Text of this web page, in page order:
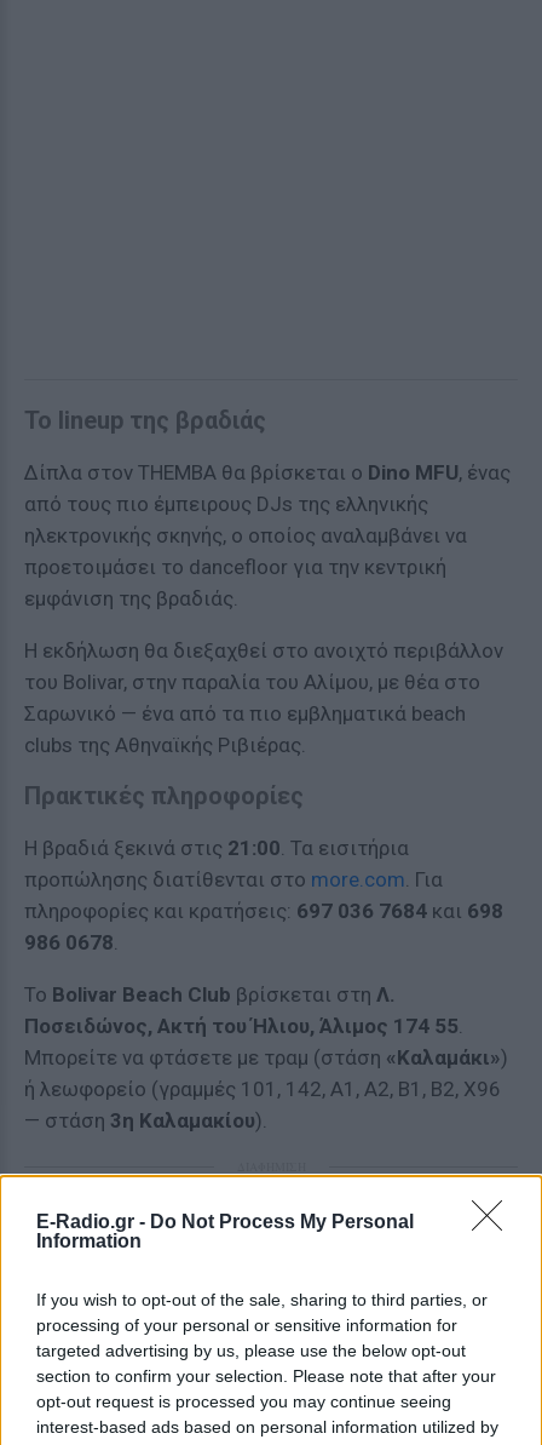
E-Radio.gr - Do Not Process My Personal
Information
If you wish to opt-out of the sale, sharing to third parties, or
processing of your personal or sensitive information for
targeted advertising by us, please use the below opt-out
section to confirm your selection. Please note that after your
opt-out request is processed you may continue seeing
interest-based ads based on personal information utilized by
Το lineup της βραδιάς
Δίπλα στον THEMBA θα βρίσκεται ο Dino MFU, ένας
από τους πιο έμπειρους DJs της ελληνικής
ηλεκτρονικής σκηνής, ο οποίος αναλαμβάνει να
προετοιμάσει το dancefloor για την κεντρική
εμφάνιση της βραδιάς.
Η εκδήλωση θα διεξαχθεί στο ανοιχτό περιβάλλον
του Bolivar, στην παραλία του Αλίμου, με θέα στο
Σαρωνικό — ένα από τα πιο εμβληματικά beach
clubs της Αθηναϊκής Ριβιέρας.
Πρακτικές πληροφορίες
Η βραδιά ξεκινά στις 21:00. Τα εισιτήρια
προπώλησης διατίθενται στο more.com. Για
πληροφορίες και κρατήσεις: 697 036 7684 και 698
986 0678.
Το Bolivar Beach Club βρίσκεται στη Λ.
Ποσειδώνος, Ακτή του Ήλιου, Άλιμος 174 55.
Μπορείτε να φτάσετε με τραμ (στάση «Καλαμάκι»)
ή λεωφορείο (γραμμές 101, 142, A1, A2, B1, B2, X96
— στάση 3η Καλαμακίου).